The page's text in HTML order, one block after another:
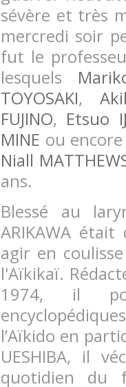
sévère et très
mercredi soir
fut le
lesquels
TOYOSAKI,
FUJINO, Etsuo
MINE ou encore
Niall
ans.
Blessé au
ARIKAWA
agir en
l'Aïkikaï.
1974, il
l’Aïkido en
UESHIBA, il
quotidien du